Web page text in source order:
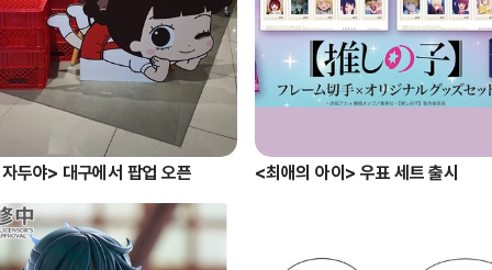
두야> 대구에서 팝업 오픈 <최애의 아이> 우표 세트 출시